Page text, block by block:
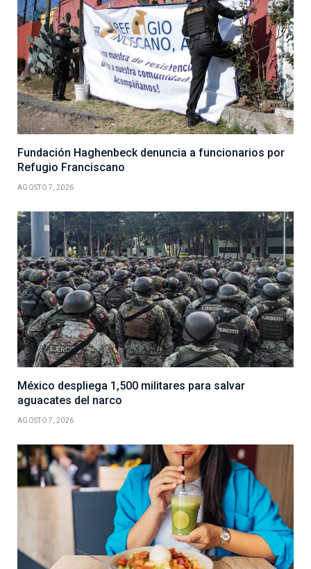
Fundación Haghenbeck denuncia a funcionarios por
Refugio Franciscano
AGOSTO 7, 2026
México despliega 1,500 militares para salvar
aguacates del narco
AGOSTO 7, 2026